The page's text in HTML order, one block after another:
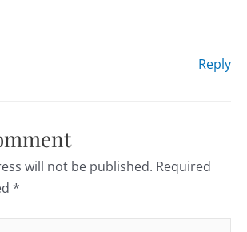
Reply
will not be published. Required
*